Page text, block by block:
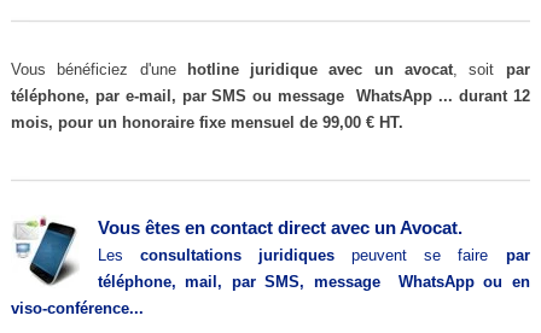
Vous bénéficiez d'une hotline juridiqueavec un avocat, soit par
téléphone, par e-mail, par SMS ou message WhatsApp ... durant 12
mois, pour un honoraire fixe mensuel de 99,00 € HT.
Vous êtes en contact direct avec un Avocat.
Lesconsultations juridiques peuvent se faire par
téléphone, mail, par SMS, message WhatsApp ou en
viso-conférence...